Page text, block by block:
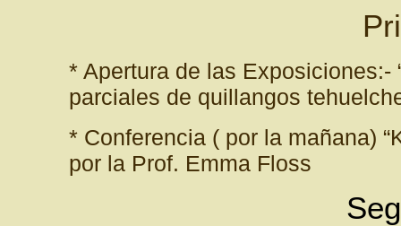
* Apertura de las Exposiciones:-
parciales de quillangos
* Conferencia ( por la mañana)
por la Prof. Emma Floss